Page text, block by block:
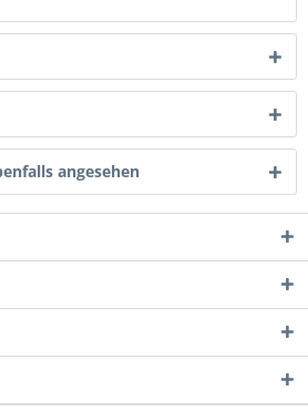
angesehen